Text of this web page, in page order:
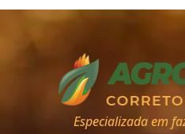
Especializada em